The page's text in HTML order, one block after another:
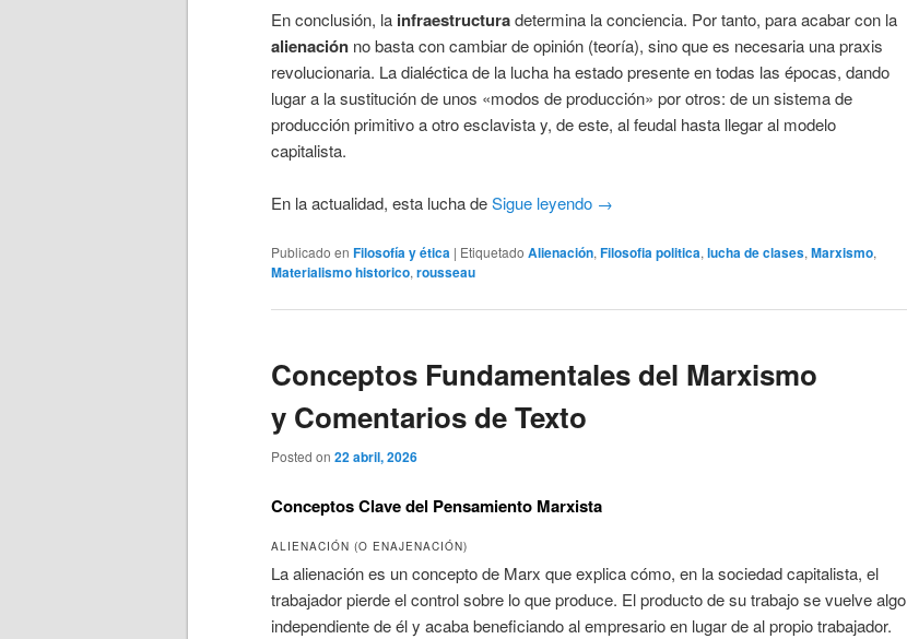
En conclusión, la infraestructuradetermina la conciencia. Por tanto, para acabar con la
alienación no basta con cambiar de opinión (teoría), sino que es necesaria una praxis
revolucionaria. La dialéctica de la lucha ha estado presente en todas las épocas, dando
lugar a la sustitución de unos «modos de producción» por otros: de un sistema de
producción primitivo a otro esclavista y, de este, al feudal hasta llegar al modelo
capitalista.
En la actualidad, esta lucha deSigue leyendo →
Publicado en Filosofía y ética | Etiquetado Alienación, Filosofia politica, lucha de clases, Marxismo,
Materialismo historico, rousseau
Conceptos Fundamentales del Marxismo
y Comentarios de Texto
Posted on 22 abril, 2026
Conceptos Clave del Pensamiento Marxista
ALIENACIÓN (O ENAJENACIÓN)
La alienación es un concepto de Marx que explica cómo, en la sociedad capitalista, el
trabajador pierde el control sobre lo que produce. El producto de su trabajo se vuelve algo
independiente de él y acaba beneficiando al empresario en lugar de al propio trabajador.